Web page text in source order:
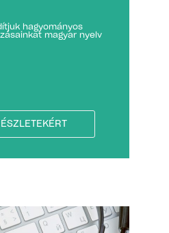
hagyományos
magyar nyelv